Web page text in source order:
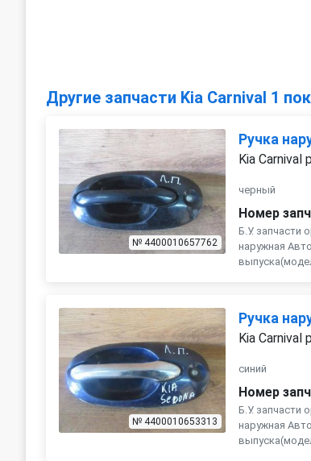
Другие запчасти Kia Carnival 1
№ 4400010657762
Ручка
Kia Carnival
черный
Номер
Б.У. запчасти
наружная
№ 4400010653313
Ручка
Kia Carnival
синий
Номер
Б.У. запчасти
наружная